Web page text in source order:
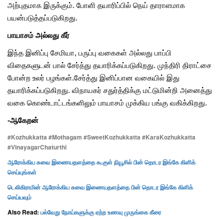
அற்புதமாக இருக்கும். போளி தயாரிப்பில் நெய் தாராளமாக
பயன்படுத்தப்படுகிறது.
பாயாசம் அல்லது கீர்
இந்த இனிப்பு சேமியா, பருப்பு வகைகள் அல்லது பாப்பி
விதைகளுடன் பால் சேர்த்து தயாரிக்கப்படுகிறது. முந்திரி திராட்சை
போன்ற உலர் பழங்கள்.சேர்த்து இனிப்பான வகையில் இது
தயாரிக்கப்படுகிறது. விநாயகர் சதுர்த்திக்கு மட்டுமின்றி அனைத்து
வகை கொண்டாட்டங்களிலும் பாயாசம் முக்கிய பங்கு வகிக்கிறது.
-ஆகேறன்
#Kozhukkatta #Mothagam #SweetKozhukkatta #KaraKozhukkatta
#VinayagarChaturthi
ஆரோக்கிய சுவை இணையதளத்தை கூகுள் நியூசில் பின் தொடர இங்கே கிளிக்
செய்யுங்கள்
டெலிகிராமின் ஆரோக்கிய சுவை இணையதளத்தை பின் தொடர இங்கே கிளிக்
செய்யவும்
Also Read: பல்வேறு நோய்களுக்கு ஏற்ற உணவு முருங்கை கீரை